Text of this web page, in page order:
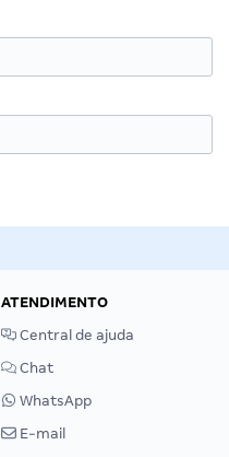
ATENDIMENTO
Central de ajuda
Chat
WhatsApp
E-mail